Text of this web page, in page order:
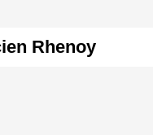
Rhenoy